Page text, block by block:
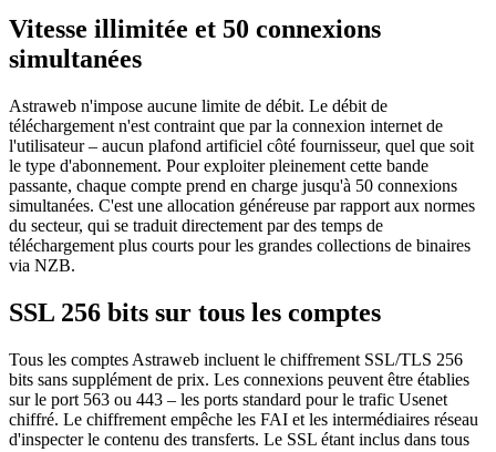
Vitesse illimitée et 50 connexions
simultanées
Astraweb n'impose aucune limite de débit. Le débit de
téléchargement n'est contraint que par la connexion internet de
l'utilisateur – aucun plafond artificiel côté fournisseur, quel que soit
le type d'abonnement. Pour exploiter pleinement cette bande
passante, chaque compte prend en charge jusqu'à 50 connexions
simultanées. C'est une allocation généreuse par rapport aux normes
du secteur, qui se traduit directement par des temps de
téléchargement plus courts pour les grandes collections de binaires
via NZB.
SSL 256 bits sur tous les comptes
Tous les comptes Astraweb incluent le chiffrement SSL/TLS 256
bits sans supplément de prix. Les connexions peuvent être établies
sur le port 563 ou 443 – les ports standard pour le trafic Usenet
chiffré. Le chiffrement empêche les FAI et les intermédiaires réseau
d'inspecter le contenu des transferts. Le SSL étant inclus dans tous